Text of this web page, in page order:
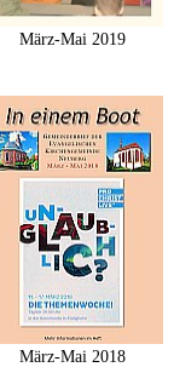
März-Mai 2019
März-Mai 2018